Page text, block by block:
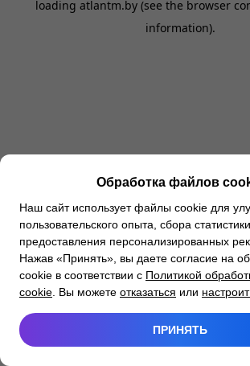
loading atlantm.by (see the browser
information).
Обработка файлов
Наш сайт использует файлы cookie для
пользовательского опыта, сбора
предоставления персонализированных
Нажав «Принять», вы даете согласие на
cookie в соответствии с Политикой
cookie . Вы можете отказаться или
ПРИНЯТЬ